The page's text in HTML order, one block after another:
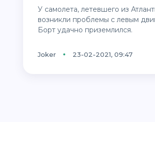
У самолета, летевшего из Атланты в Сиэтл,
возникли проблемы с левым
Борт удачно приземлился.
Joker 23-02-2021, 09:47